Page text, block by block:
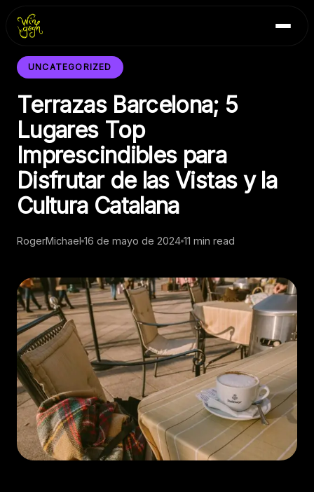
Inicio
Blog
Contacto
UNCATEGORIZED
Terrazas Barcelona; 5
Lugares Top
Imprescindibles para
Disfrutar de las Vistas y la
Cultura Catalana
RogerMichael 16 de mayo de 2024 11 min read